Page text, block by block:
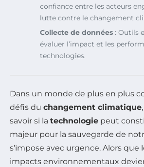
confiance entre les acteurs
lutte contre le changement
Collecte de données : Outils
évaluer l’impact et les
technologies.
Dans un monde de plus en plus
défis du changement climatique
savoir si la technologie peut
majeur pour la sauvegarde de
s’impose avec urgence. Alors que
impacts environnementaux